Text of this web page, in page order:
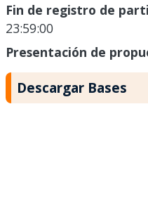
Fin de registro de
23:59:00
Presentación de
Descargar Bases